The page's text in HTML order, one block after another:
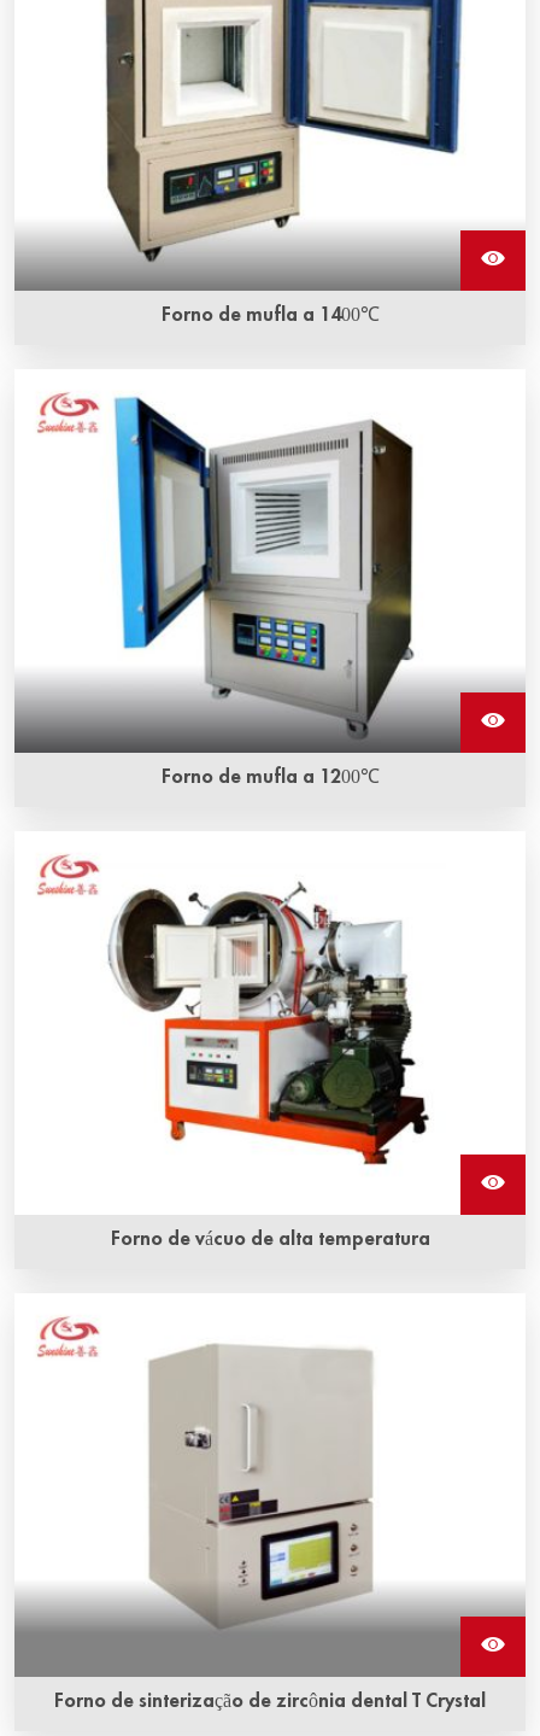
Forno de mufla a 1400℃
Forno de mufla a 1200℃
Forno de vácuo de alta temperatura
Forno de sinterização de zircônia dental T Crystal